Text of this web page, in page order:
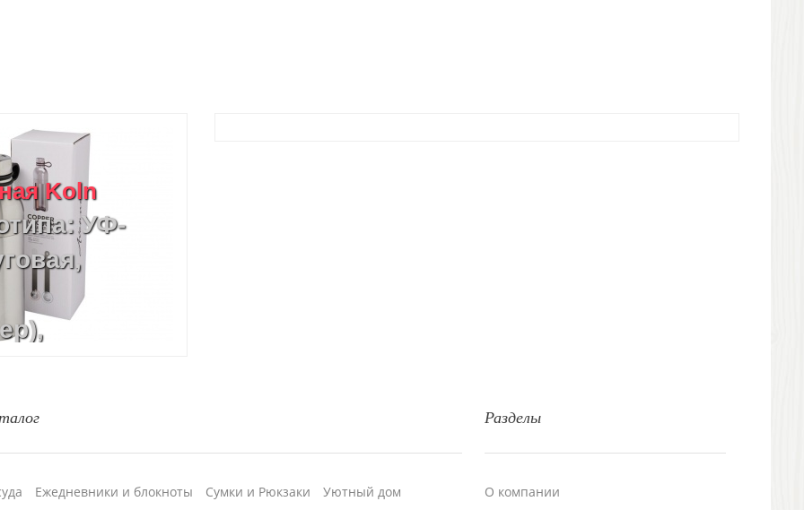
Koln
УФ-
Разделы
О компании
Ежедневники и блокноты Сумки и Рюкзаки
Уютный дом